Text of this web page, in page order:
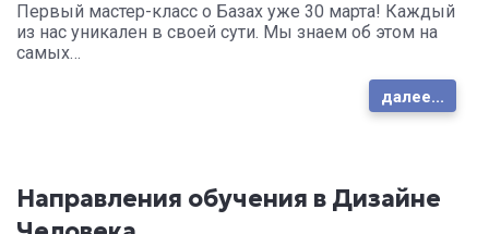
Первый мастер-класс о Базах уже 30 марта! Каждый
из нас уникален в своей сути. Мы знаем об этом на
самых…
далее...
Направления обучения в Дизайне